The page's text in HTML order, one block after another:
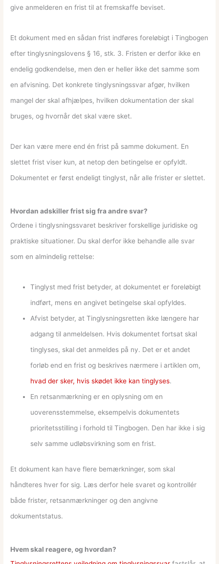
give anmelderen en frist til at fremskaffe beviset.
Et dokument med en sådan frist indføres foreløbigt i Tingbogen
efter tinglysningslovens § 16, stk. 3. Fristen er derfor ikke en
endelig godkendelse, men den er heller ikke det samme som
en afvisning. Det konkrete tinglysningssvar afgør, hvilken
mangel der skal afhjælpes, hvilken dokumentation der skal
bruges, og hvornår det skal være sket.
Der kan være mere end én frist på samme dokument. En
slettet frist viser kun, at netop den betingelse er opfyldt.
Dokumentet er først endeligt tinglyst, når alle frister er slettet.
Hvordan adskiller frist sig fra andre svar?
Ordene i tinglysningssvaret beskriver forskellige juridiske og
praktiske situationer. Du skal derfor ikke behandle alle svar
som en almindelig rettelse:
Tinglyst med frist betyder, at dokumentet er foreløbigt
indført, mens en angivet betingelse skal opfyldes.
Afvist betyder, at Tinglysningsretten ikke længere har
adgang til anmeldelsen. Hvis dokumentet fortsat skal
tinglyses, skal det anmeldes på ny. Det er et andet
forløb end en frist og beskrives nærmere i artiklen om,
hvad der sker, hvis skødet ikke kan tinglyses.
En retsanmærkning er en oplysning om en
uoverensstemmelse, eksempelvis dokumentets
prioritetsstilling i forhold til Tingbogen. Den har ikke i sig
selv samme udløbsvirkning som en frist.
Et dokument kan have flere bemærkninger, som skal
håndteres hver for sig. Læs derfor hele svaret og kontrollér
både frister, retsanmærkninger og den angivne
dokumentstatus.
Hvem skal reagere, og hvordan?